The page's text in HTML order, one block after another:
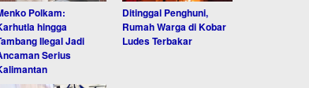
Polkam:
hingga
Ilegal Jadi
Serius
Ditinggal Penghuni,
Rumah Warga di Kobar
Ludes Terbakar